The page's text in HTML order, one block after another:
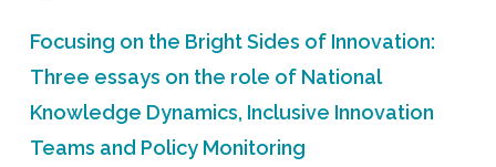
Focusing on the Bright Sides of Innovation:
Three essays on the role of National
Knowledge Dynamics, Inclusive Innovation
Teams and Policy Monitoring